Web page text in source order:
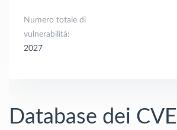
Numero totale di
vulnerabilità:
2027
Database dei CVE